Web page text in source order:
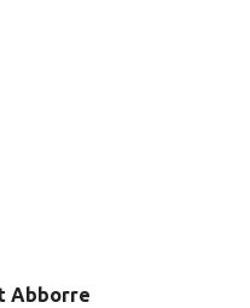
Abborre